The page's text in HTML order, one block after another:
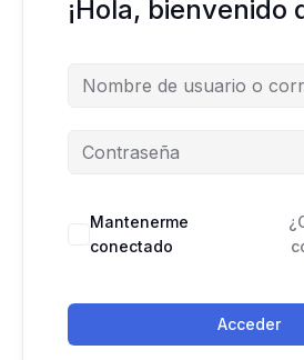
¡Hola, bienvenido
Mantenerme
conectado
Acceder